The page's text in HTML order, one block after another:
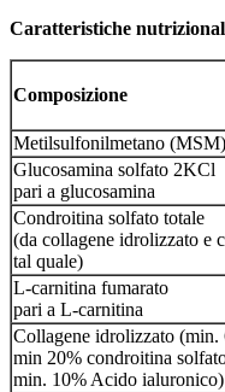
Caratteristiche
Composizione
Metilsulfonilmetano (MSM)
Glucosamina solfato 2KCl
pari a glucosamina
Condroitina solfato totale
(da collagene idrolizzato e
tal quale)
L-carnitina fumarato
pari a L-carnitina
Collagene idrolizzato
min 20% condroitina
min. 10% Acido ialuronico)